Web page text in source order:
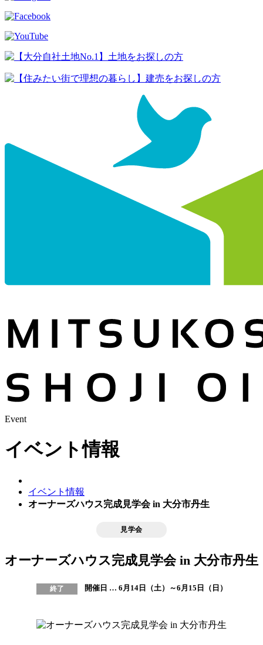
Event
イベント情報
イベント情報
オーナーズハウス完成見学会 in 大分市丹生
見学会
オーナーズハウス完成見学会 in 大分市丹生
終了 開催日 … 6月14日（土）～6月15日（日）